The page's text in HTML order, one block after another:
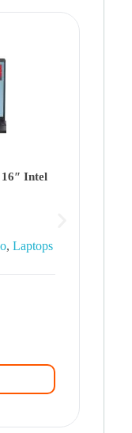
Intel
, Laptops